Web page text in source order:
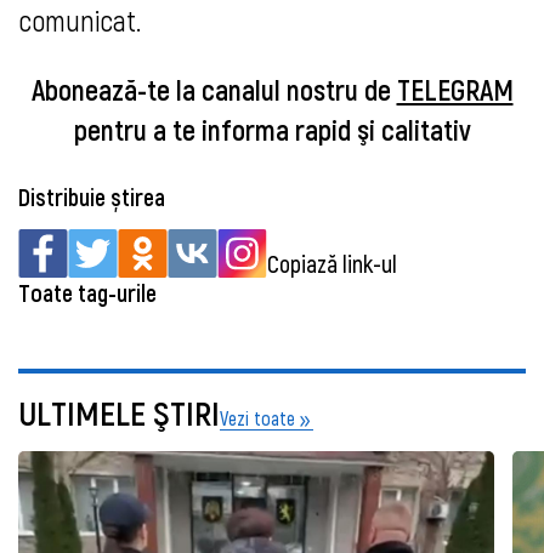
comunicat.
Abonează-te la canalul nostru de TELEGRAM
pentru a te informa rapid şi calitativ
Distribuie știrea
Copiază link-ul
Toate tag-urile
ULTIMELE ŞTIRIVezi toate